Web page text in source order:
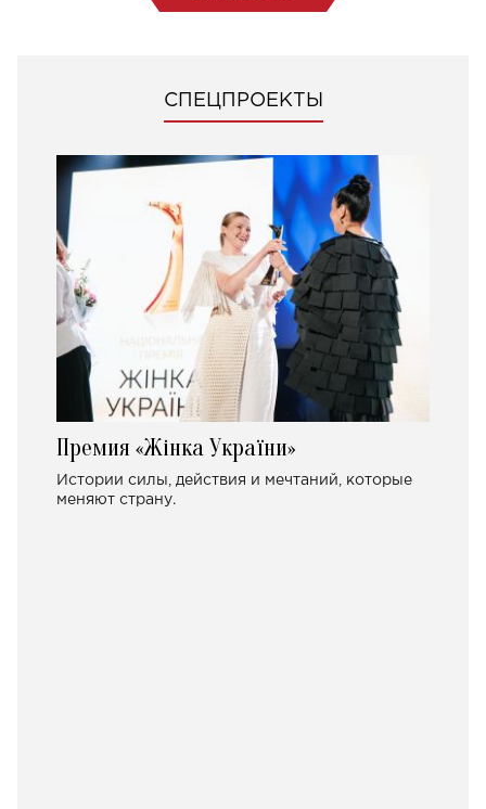
СПЕЦПРОЕКТЫ
Премия «Жінка України»
Истории силы, действия и мечтаний, которые
меняют страну.